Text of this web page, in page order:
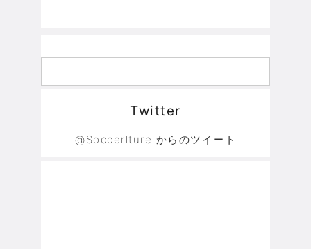
Twitter
@Soccerlture からのツイート